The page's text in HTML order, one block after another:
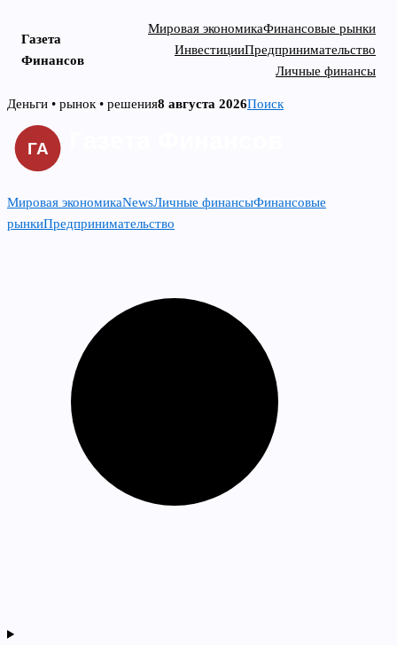
Газета
Финансов
Мировая экономикаФинансовые рынки
ИнвестицииПредпринимательство
Личные финансы
Skip
content
Деньги • рынок • решения8 августа 2026Поиск
Мировая экономикаNewsЛичные финансыФинансовые
рынкиПредпринимательство